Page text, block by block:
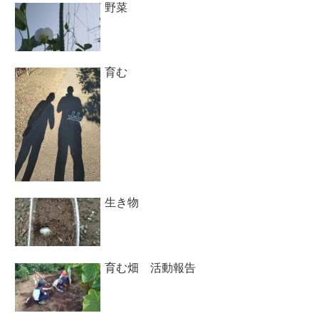
野菜
育む
生き物
育む畑 活動報告